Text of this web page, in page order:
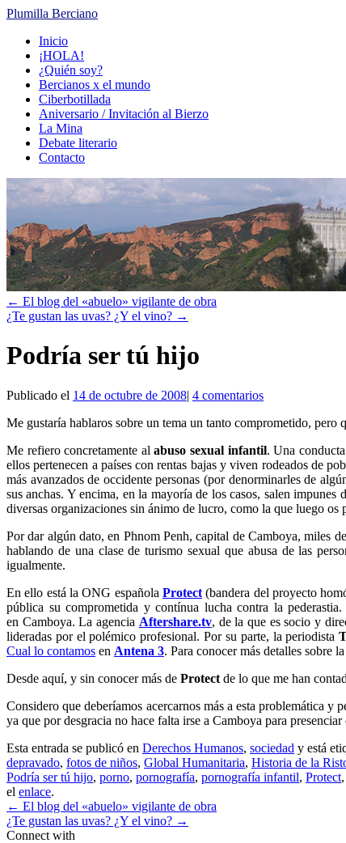
Plumilla Berciano
contenido
Inicio
¡HOLA!
¿Quién soy?
Bercianos x el mundo
Ciberbotillada
Aniversario / Invitación al Bierzo
La Mina
Debate literario
Contacto
← El blog del «abuelo» vigilante de obra
¿Te gustan las uvas? ¿Y el vino? →
Podría ser tú hijo
Publicado el 14 de octubre de 2008| 4 comentarios
Me gustaría hablaros sobre un tema un tanto comprometido,
Me refiero concretamente alabuso sexual infantil. Una
ellos pertenecen a países con rentas bajas y viven rodeados de
más avanzados de occidente personas (por denorminarles de
sus anchas. Y encima, en la mayoría de los casos, salen
diversas organizaciones sin ánimo de lucro, como la que luego os
Por dar algún dato, en Phnom Penh, capital de Camboya, miles
hablando de una clase de turismo sexual que abusa de las
igualmente.
En ello está la ONG española Protect (bandera del proyecto
pública su comprometida y contínua lucha contra la
en Camboya. La agencia Aftershare.tv, de la que es socio y
lideradas por el polémico profesional. Por su parte, la periodista
Cual lo contamos en Antena 3. Para conocer más detalles sobre
Desde aquí, y sin conocer más de Protect de lo que me han
Considero que deberíamos acercarnos más a esta problemática y
ya que por desgracia no hace falta irse a Camboya para
Esta entrada se publicó en Derechos Humanos, sociedad y está
depravado, fotos de niños, Global Humanitaria, Historia de la
Podría ser tú hijo, porno, pornografía, pornografía infantil, Protect,
el enlace.
← El blog del «abuelo» vigilante de obra
¿Te gustan las uvas? ¿Y el vino? →
Connect with